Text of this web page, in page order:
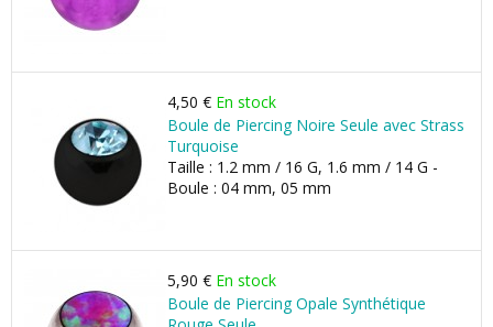
4,50 € En stock
Boule de Piercing Noire Seule avec Strass
Turquoise
Taille : 1.2 mm / 16 G, 1.6 mm / 14 G -
Boule : 04 mm, 05 mm
5,90 € En stock
Boule de Piercing Opale Synthétique